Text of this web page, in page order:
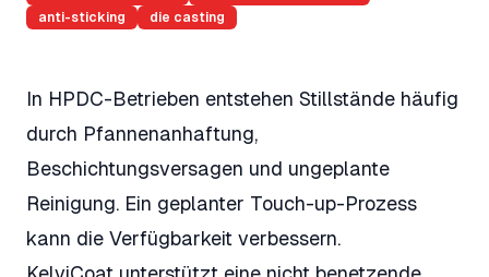
anti-sticking
die casting
In HPDC-Betrieben entstehen Stillstände häufig
durch Pfannenanhaftung,
Beschichtungsversagen und ungeplante
Reinigung. Ein geplanter Touch-up-Prozess
kann die Verfügbarkeit verbessern.